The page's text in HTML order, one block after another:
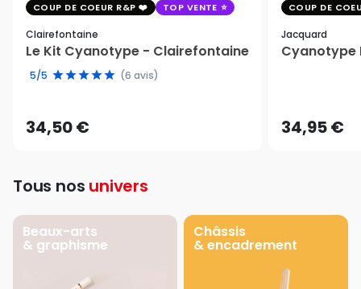
COUP DE COEUR R&P TOP VENTE
Clairefontaine
Le Kit Cyanotype - Clairefontaine
5/5 (6 avis)
34,50 €
COUP DE
Jacquard
Cyanotype
34,95 €
Tous nos univers
Beaux-arts
& graphisme
Châssis
& encadrement